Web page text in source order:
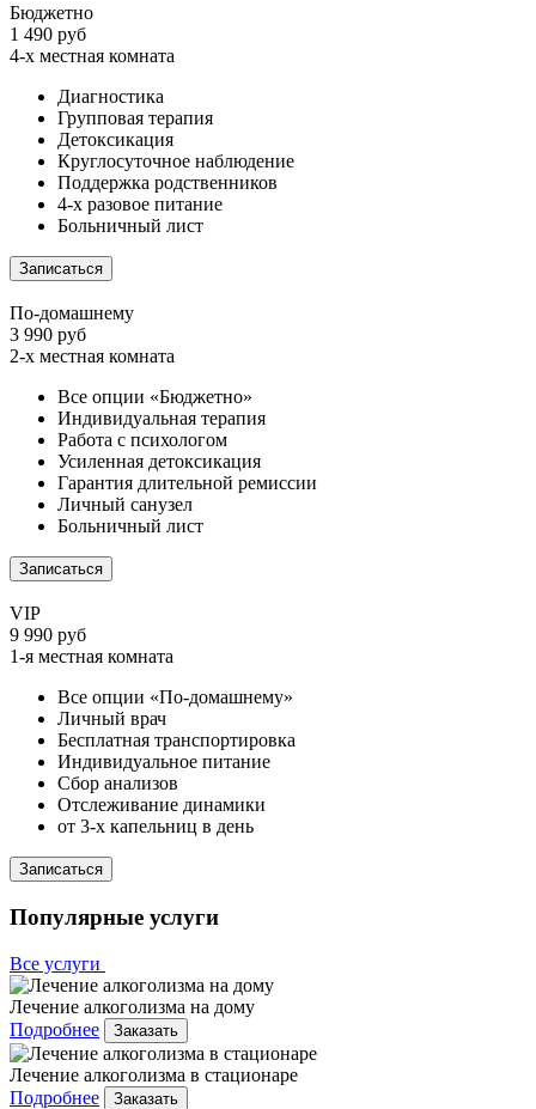
Бюджетно
1 490 руб
4-х местная комната
Диагностика
Групповая терапия
Детоксикация
Круглосуточное наблюдение
Поддержка родственников
4-х разовое питание
Больничный лист
Записаться
По-домашнему
3 990 руб
2-х местная комната
Все опции «Бюджетно»
Индивидуальная терапия
Работа с психологом
Усиленная детоксикация
Гарантия длительной ремиссии
Личный санузел
Больничный лист
Записаться
VIP
9 990 руб
1-я местная комната
Все опции «По-домашнему»
Личный врач
Бесплатная транспортировка
Индивидуальное питание
Сбор анализов
Отслеживание динамики
от 3-х капельниц в день
Записаться
Популярные услуги
Все услуги
Лечение алкоголизма на дому
Подробнее
Заказать
Лечение алкоголизма в стационаре
Подробнее
Заказать